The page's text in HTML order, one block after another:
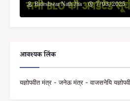
Bideshwar Nath Jha 7/03/2025
आवश्यक लिंक
यज्ञोपवीत मंत्र - जनेऊ मंत्र - वाजसनेयि